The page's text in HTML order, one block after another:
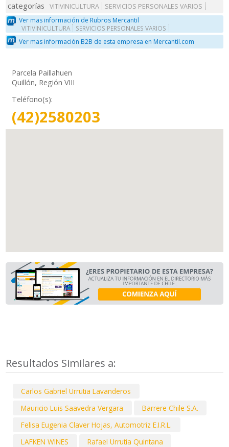
categorías VITIVINICULTURA
SERVICIOS PERSONALES VARIOS
Ver mas información de Rubros Mercantil
VITIVINICULTURA SERVICIOS PERSONALES VARIOS
Ver mas información B2B de esta empresa en Mercantil.com
Parcela Paillahuen
Quillón, Región VIII
Teléfono(s):
(42)2580203
Resultados Similares a:
Carlos Gabriel Urrutia Lavanderos
Mauricio Luis Saavedra Vergara
Barrere Chile S.A.
Felisa Eugenia Claver Hojas, Automotriz E.I.R.L.
LAFKEN WINES
Rafael Urrutia Quintana